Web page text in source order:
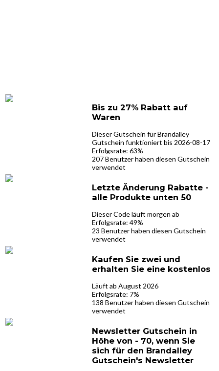
Bis zu 27% Rabatt auf
Waren
Dieser Gutschein für Brandalley
Gutschein funktioniert bis 2026-08-17
Erfolgsrate: 63%
207 Benutzer haben diesen Gutschein
verwendet
Letzte Änderung Rabatte -
alle Produkte unten 50
Dieser Code läuft morgen ab
Erfolgsrate: 49%
23 Benutzer haben diesen Gutschein
verwendet
Kaufen Sie zwei und
erhalten Sie eine kostenlos
Läuft ab August 2026
Erfolgsrate: 7%
138 Benutzer haben diesen Gutschein
verwendet
Newsletter Gutschein in
Höhe von - 70, wenn Sie
sich für den Brandalley
Gutschein's Newsletter